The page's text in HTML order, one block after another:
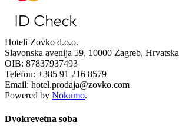
Hoteli Zovko d.o.o.
Slavonska avenija 59, 10000 Zagreb, Hrvatska
OIB: 87837937493
Telefon: +385 91 216 8579
Email: hotel.prodaja@zovko.com
Powered by Nokumo.
Dvokrevetna soba